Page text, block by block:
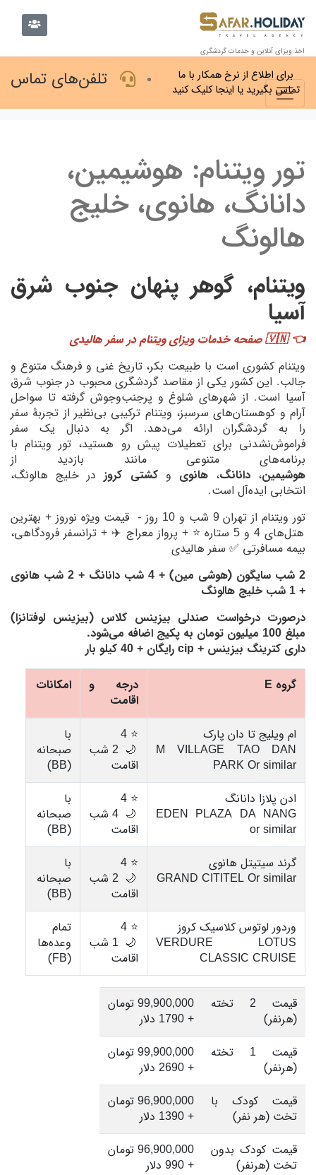
اخذ ویزای آنلاین و خدمات گردشگری
تلفن‌های تماس
برای اطلاع از نرخ همکار با ما
تماس بگیرید یا اینجا کلیک کنید
تور ویتنام: هوشیمین،
دانانگ، هانوی، خلیج
هالونگ
ویتنام، گوهر پنهان جنوب شرق
آسیا
👈🇻🇳 صفحه خدمات ویزای ویتنام در سفر هالیدی
ویتنام کشوری است با طبیعت بکر، تاریخ غنی و فرهنگ متنوع و
جالب. این کشور یکی از مقاصد گردشگری محبوب در جنوب شرق
آسیا است. از شهرهای شلوغ و پرجنب‌وجوش گرفته تا سواحل
آرام و کوهستان‌های سرسبز، ویتنام ترکیبی بی‌نظیر از تجربهٔ سفر
را به گردشگران ارائه می‌دهد. اگر به دنبال یک سفر
فراموش‌نشدنی برای تعطیلات پیش رو هستید، تور ویتنام با
برنامه‌های متنوعی مانند بازدید از
هوشیمین،دانانگ،هانوی وکشتی کروزدر خلیج هالونگ،
انتخابی ایده‌آل است.
تور ویتنام از تهران 9 شب و 10 روز - قیمت ویژه نوروز + بهترین
هتل‌های 4 و 5 ستاره ⭐️ + پرواز معراج ✈️ + ترانسفر فرودگاهی،
بیمه مسافرتی ✅ سفر هالیدی
2 شب سایگون (هوشی مین) + 4 شب دانانگ + 2 شب هانوی
+ 1 شب خلیج هالونگ
درصورت درخواست صندلی بیزینس کلاس (بیزینس لوفتانزا)
مبلغ 100 میلیون تومان به پکیج اضافه می‌شود.
داری کترینگ بیزینس + cip رایگان + 40 کیلو بار
گروه E
درجه و
اقامت
امکانات
ام ویلیج تا دان پارک
M VILLAGE TAO DAN
PARK Or similar
⭐ 4
🌙 2 شب
اقامت
با
صبحانه
(BB)
ادن پلازا دانانگ
EDEN PLAZA DA NANG
or similar
⭐ 4
🌙 4 شب
اقامت
با
صبحانه
(BB)
گرند سیتیتل هانوی
GRAND CITITEL Or similar
⭐ 4
🌙 2 شب
اقامت
با
صبحانه
(BB)
وردور لوتوس کلاسیک کروز
VERDURE LOTUS
CLASSIC CRUISE
⭐ 4
🌙 1 شب
اقامت
تمام
وعده‌ها
(FB)
قیمت 2 تخته
(هرنفر)
99,900,000 تومان
+ 1790 دلار
قیمت 1 تخته
(هرنفر)
99,900,000 تومان
+ 2690 دلار
قیمت کودک با
تخت (هر نفر)
96,900,000 تومان
+ 1390 دلار
قیمت کودک بدون
تخت (هرنفر)
96,900,000 تومان
+ 990 دلار